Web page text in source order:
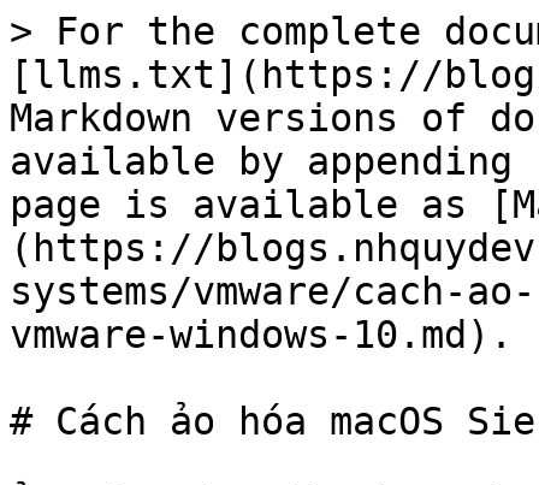
> For the complete
[llms.txt](https://
Markdown versions of
available by
page is available as
(https://
systems/vmware/cach-
vmware-windows-10.md).
# Cách ảo hóa macOS